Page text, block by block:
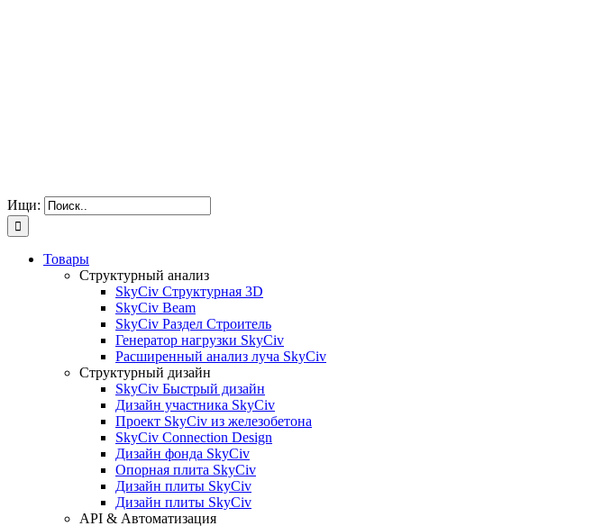
Ищи:
Товары
Структурный анализ
SkyCiv Структурная 3D
SkyCiv Beam
SkyCiv Раздел Строитель
Генератор нагрузки SkyCiv
Расширенный анализ луча SkyCiv
Структурный дизайн
SkyCiv Быстрый дизайн
Дизайн участника SkyCiv
Проект SkyCiv из железобетона
SkyCiv Connection Design
Дизайн фонда SkyCiv
Опорная плита SkyCiv
Дизайн плиты SkyCiv
Дизайн плиты SkyCiv
API & Автоматизация